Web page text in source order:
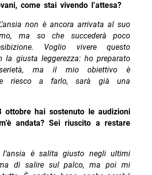
come stai vivendo l’attesa?
non è ancora arrivata al suo
ma so che succederà poco
Voglio vivere questo
la giusta leggerezza: ho preparato
ma il mio obiettivo è
riesco a farlo, sarà già una
ottobre hai sostenuto le audizioni
andata? Sei riuscito a restare
l’ansia è salita giusto negli ultimi
di salire sul palco, ma poi mi